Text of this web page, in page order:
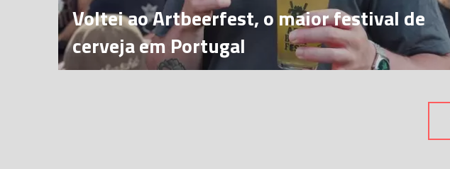
Voltei ao Artbeerfest, o maior festival de
cerveja em Portugal